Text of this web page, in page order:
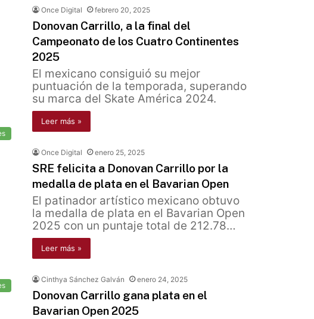
Once Digital febrero 20, 2025
Donovan Carrillo, a la final del
Campeonato de los Cuatro Continentes
2025
El mexicano consiguió su mejor
puntuación de la temporada, superando
su marca del Skate América 2024.
Leer más »
Once Digital enero 25, 2025
SRE felicita a Donovan Carrillo por la
medalla de plata en el Bavarian Open
El patinador artístico mexicano obtuvo
la medalla de plata en el Bavarian Open
2025 con un puntaje total de 212.78…
Leer más »
Cinthya Sánchez Galván enero 24, 2025
Donovan Carrillo gana plata en el
Bavarian Open 2025